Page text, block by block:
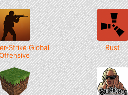
Strike Global
Rust